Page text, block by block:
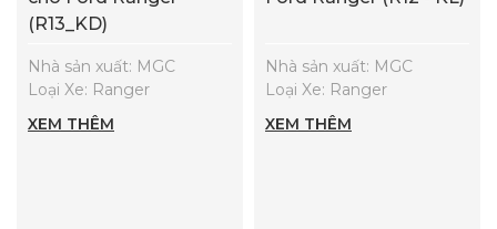
(R13_KD)
Nhà sản xuất: MGC
Loại Xe: Ranger
XEM THÊM
Nhà sản xuất: MGC
Loại Xe: Ranger
XEM THÊM